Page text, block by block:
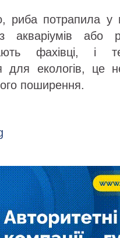
риба потрапила у
акваріумів або
фахівці, і
для екологів, це
поширення.